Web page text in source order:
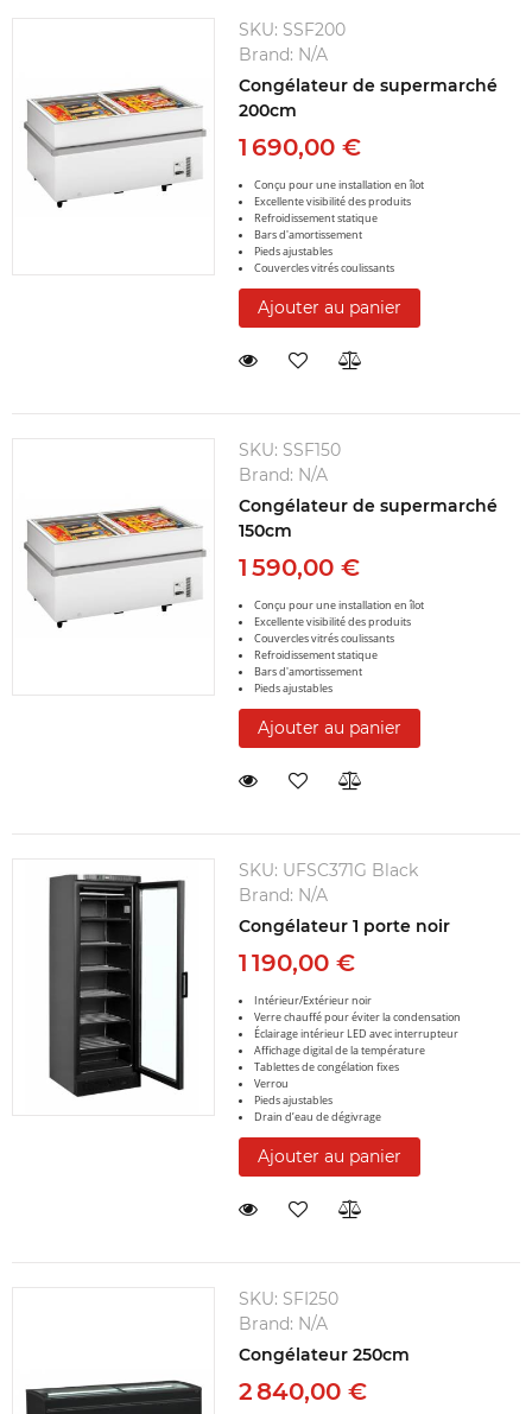
SKU: SSF200
Brand: N/A
Congélateur de supermarché
200cm
1 690,00 €
Conçu pour une installation en îlot
Excellente visibilité des produits
Refroidissement statique
Bars d'amortissement
Pieds ajustables
Couvercles vitrés coulissants
Ajouter au panier
SKU: SSF150
Brand: N/A
Congélateur de supermarché
150cm
1 590,00 €
Conçu pour une installation en îlot
Excellente visibilité des produits
Couvercles vitrés coulissants
Refroidissement statique
Bars d'amortissement
Pieds ajustables
Ajouter au panier
SKU: UFSC371G Black
Brand: N/A
Congélateur 1 porte noir
1 190,00 €
Intérieur/Extérieur noir
Verre chauffé pour éviter la condensation
Éclairage intérieur LED avec interrupteur
Affichage digital de la température
Tablettes de congélation fixes
Verrou
Pieds ajustables
Drain d’eau de dégivrage
Ajouter au panier
SKU: SFI250
Brand: N/A
Congélateur 250cm
2 840,00 €